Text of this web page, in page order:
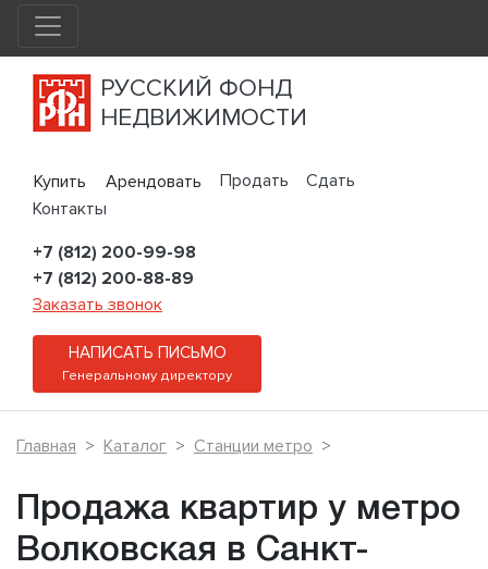
РУССКИЙ ФОНД
НЕДВИЖИМОСТИ
Купить Арендовать Продать
Сдать
Контакты
+7 (812) 200-99-98
+7 (812) 200-88-89
Заказать звонок
НАПИСАТЬ ПИСЬМО
Генеральному директору
Главная Каталог Станции метро
Продажа квартир у метро
Волковская в Санкт-